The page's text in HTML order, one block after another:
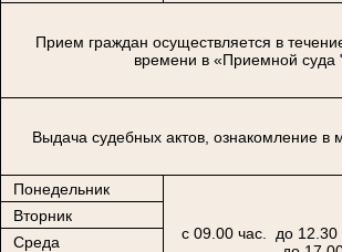
Прием граждан осуществляется в
времени в «Приемной
Выдача судебных актов, ознакомление в
Понедельник
с 09.00 час. до 12.30
Вторник
Среда